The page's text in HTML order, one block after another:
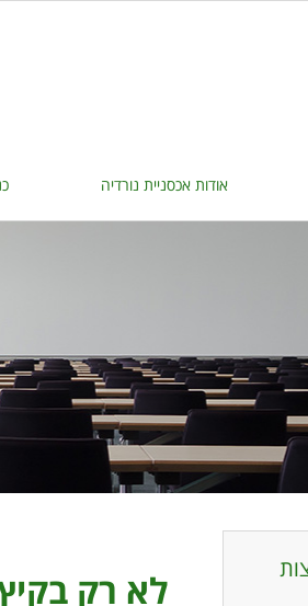
אודות אכסניית נורדיה
מגיעים
לא רק